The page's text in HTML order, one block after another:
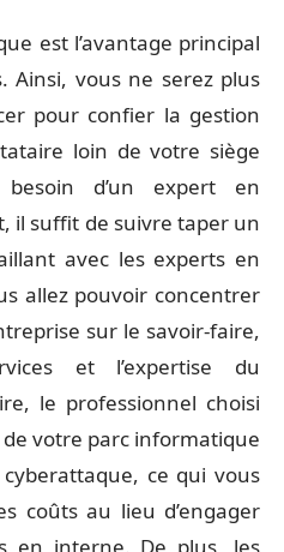
est l’avantage principal
Ainsi, vous ne serez plus
pour confier la gestion
loin de votre siège
d’un expert en
il suffit de suivre taper un
avec les experts en
allez pouvoir concentrer
sur le savoir-faire,
et l’expertise du
le professionnel choisi
de votre parc informatique
ce qui vous
coûts au lieu d’engager
en interne. De plus, les